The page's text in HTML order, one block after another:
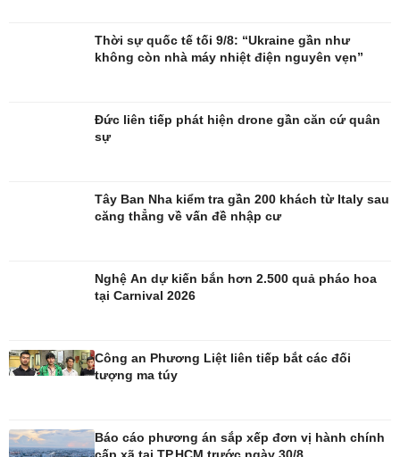
Di sản
Nghệ sĩ
Tư vấn
Thời sự quốc tế tối 9/8: “Ukraine gần như
không còn nhà máy nhiệt điện nguyên vẹn”
Đức liên tiếp phát hiện drone gần căn cứ quân
sự
Tây Ban Nha kiểm tra gần 200 khách từ Italy sau
căng thẳng về vấn đề nhập cư
Nghệ An dự kiến bắn hơn 2.500 quả pháo hoa
tại Carnival 2026
Công an Phương Liệt liên tiếp bắt các đối
tượng ma túy
Báo cáo phương án sắp xếp đơn vị hành chính
cấp xã tại TP.HCM trước ngày 30/8